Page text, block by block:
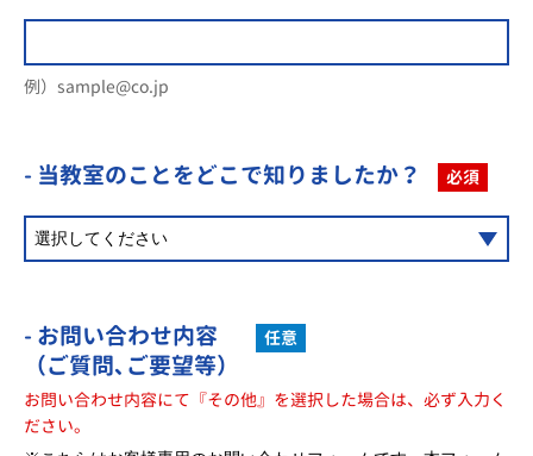
例）sample@co.jp
- 当教室のことをどこで知りましたか？ 必須
- お問い合わせ内容
（ご質問､ご要望等）
任意
お問い合わせ内容にて『その他』を選択した場合は、必ず入力く
ださい。